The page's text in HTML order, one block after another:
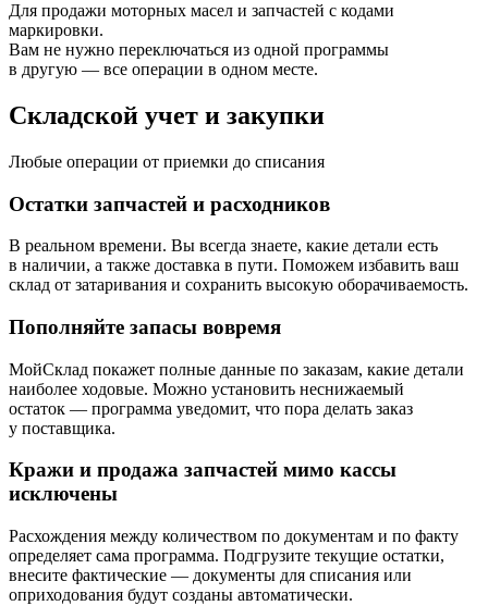
Для продажи моторных масел и запчастей с кодами
маркировки.
Вам не нужно переключаться из одной программы
в другую — все операции в одном месте.
Складской учет и закупки
Любые операции от приемки до списания
Остатки запчастей и расходников
В реальном времени. Вы всегда знаете, какие детали есть
в наличии, а также доставка в пути. Поможем избавить ваш
склад от затаривания и сохранить высокую оборачиваемость.
Пополняйте запасы вовремя
МойСклад покажет полные данные по заказам, какие детали
наиболее ходовые. Можно установить неснижаемый
остаток — программа уведомит, что пора делать заказ
у поставщика.
Кражи и продажа запчастей мимо кассы
исключены
Расхождения между количеством по документам и по факту
определяет сама программа. Подгрузите текущие остатки,
внесите фактические — документы для списания или
оприходования будут созданы автоматически.